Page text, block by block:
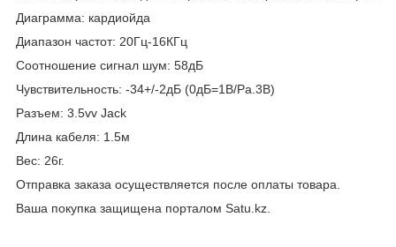
Диаграмма: кардиойда
Диапазон частот: 20Гц-16КГц
Соотношение сигнал шум: 58дБ
Чувствительность: -34+/-2дБ (0дБ=1В/Ра.3В)
Разъем: 3.5vv Jack
Длина кабеля: 1.5м
Вес: 26г.
Отправка заказа осуществляется после оплаты товара.
Ваша покупка защищена порталом Satu.kz.